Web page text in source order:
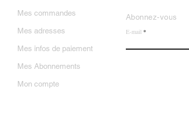
Abonnez-vous
E-mail
Mes commandes
Mes adresses
Mes infos de paiement
Mes Abonnements
Mon compte